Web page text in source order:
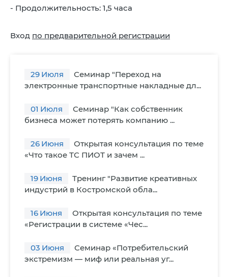
- Продолжительность: 1,5 часа
Вход по предварительной регистрации
29 Июля
Семинар "Переход на
электронные транспортные накладные дл...
01 Июля
Семинар "Как собственник
бизнеса может потерять компанию ...
26 Июня
Открытая консультация по теме
«Что такое ТС ПИОТ и зачем ...
19 Июня
Тренинг "Развитие креативных
индустрий в Костромской обла...
16 Июня
Открытая консультация по теме
«Регистрации в системе «Чес...
03 Июня
Семинар «Потребительский
экстремизм — миф или реальная уг...